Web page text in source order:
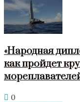
«Народная
как пройдет
0